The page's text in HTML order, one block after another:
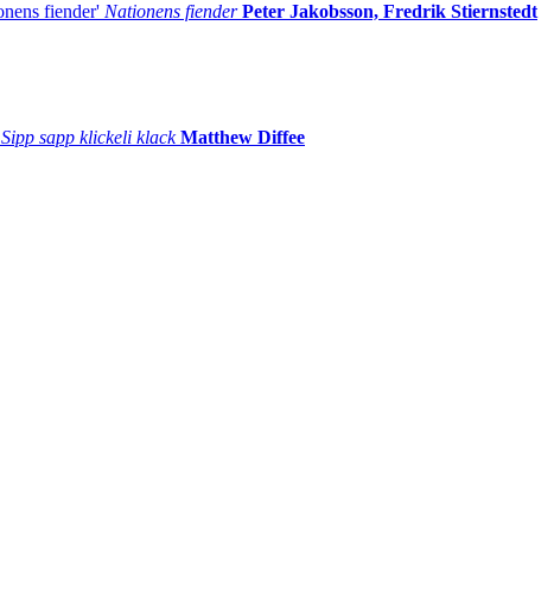
Nationens fiender Peter Jakobsson, Fredrik Stiernstedt
Sipp sapp klickeli klack Matthew Diffee